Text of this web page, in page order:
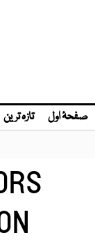
صفحۂ اول تازہ ترین